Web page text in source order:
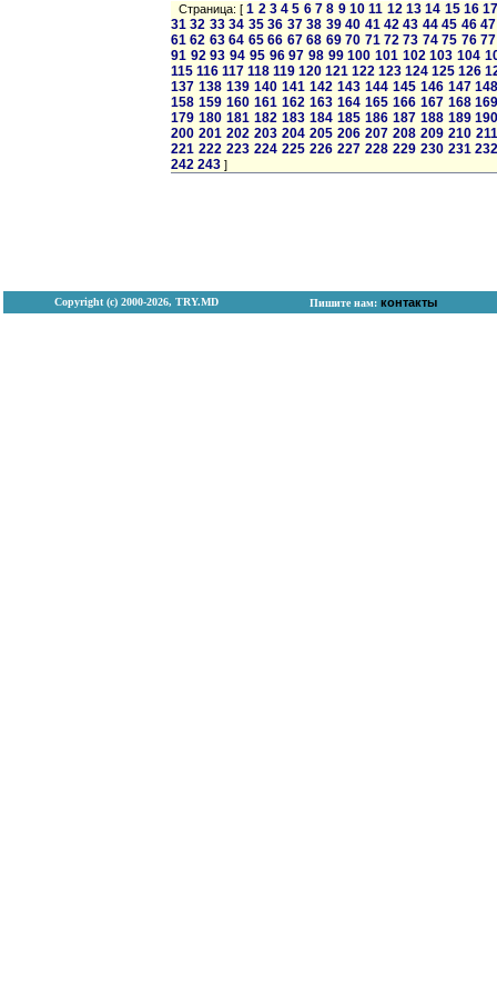
Страница: [1 2 3 4 5 6 7 8 9 10 11 12 13 14 15 16
31 32 33 34 35 36 37 38 39 40 41 42 43 44 45 46 47
61 62 63 64 65 66 67 68 69 70 71 72 73 74 75 76 77
91 92 93 94 95 96 97 98 99 100 101 102 103 104
115 116 117 118 119 120 121 122 123 124 125 126
137 138 139 140 141 142 143 144 145 146 147
158 159 160 161 162 163 164 165 166 167 168
179 180 181 182 183 184 185 186 187 188 189
200 201 202 203 204 205 206 207 208 209 210 211
221 222 223 224 225 226 227 228 229 230 231
242 243 ]
Copyright (с) 2000-2026, TRY.MD Пишите нам: контакты